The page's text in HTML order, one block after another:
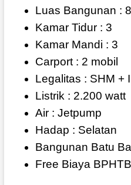
Luas Bangunan :
Kamar Tidur : 3
Kamar Mandi : 3
Carport : 2 mobil
Legalitas : SHM +
Listrik : 2.200 watt
Air : Jetpump
Hadap : Selatan
Bangunan Batu
Free Biaya